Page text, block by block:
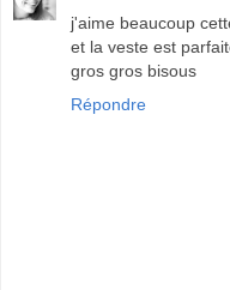
j'aime beaucoup
et la veste est
gros gros bisous
Répondre